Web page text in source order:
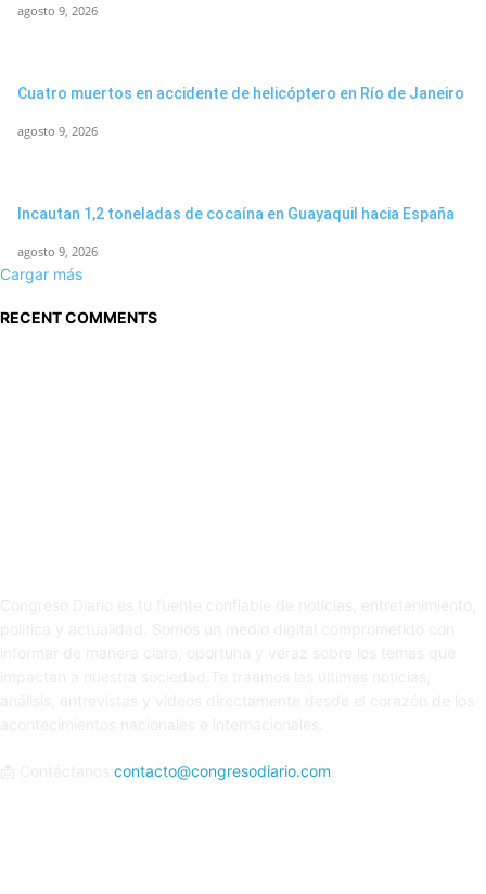
agosto 9, 2026
Cuatro muertos en accidente de helicóptero en Río de Janeiro
agosto 9, 2026
Incautan 1,2 toneladas de cocaína en Guayaquil hacia España
agosto 9, 2026
Cargar más
RECENT COMMENTS
contacto@congresodiario.com